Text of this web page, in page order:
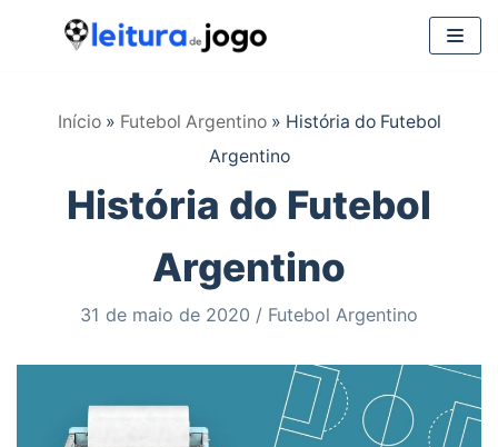
Início» Futebol Argentino» História do Futebol
Argentino
História do Futebol
Argentino
31 de maio de 2020 Futebol Argentino